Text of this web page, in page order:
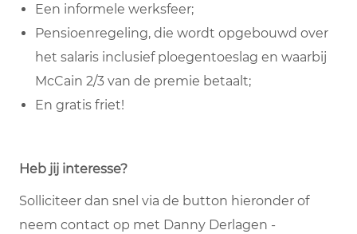
Een informele werksfeer;
Pensioenregeling, die wordt opgebouwd over
het salaris inclusief ploegentoeslag en waarbij
McCain 2/3 van de premie betaalt;
En gratis friet!
Heb jij interesse?
Solliciteer dan snel via de button hieronder of
neem contact op met Danny Derlagen -